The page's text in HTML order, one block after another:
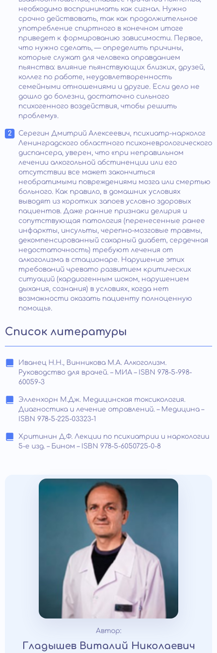
необходимо воспринимать как сигнал. Нужно
срочно действовать, так как продолжительное
употребление спиртного в конечном итоге
приведет к формированию зависимости. Первое,
что нужно сделать, — определить причины,
которые служат для человека оправданием
пьянства: влияние пьянствующих близких, друзей,
коллег по работе, неудовлетворенность
семейными отношениями и другие. Если дело не
дошло до болезни, достаточно сильного
психогенного воздействия, чтобы решить
проблему».
Серегин Дмитрий Алексеевич, психиатр-нарколог
Ленинградского областного психоневрологического
диспансера, уверен, что «при неправильном
лечении алкогольной абстиненции или его
отсутствии все может закончиться
необратимыми повреждениями мозга или смертью
больного. Как правило, в домашних условиях
выводят из коротких запоев условно здоровых
пациентов. Даже ранние признаки делирия и
сопутствующая патология (перенесенные ранее
инфаркты, инсульты, черепно-мозговые травмы,
декомпенсированный сахарный диабет, сердечная
недостаточность) требуют лечения от
алкоголизма в стационаре. Нарушение этих
требований чревато развитием критических
ситуаций (кардиогенным шоком, нарушением
дыхания, сознания) в условиях, когда нет
возможности оказать пациенту полноценную
помощь».
Список литературы
Иванец Н.Н., Винникова М.А. Алкоголизм.
Руководство для врачей. – МИА – ISBN 978-5-998-
60059-3
Элленхорн М.Дж. Медицинская токсикология.
Диагностика и лечение отравлений. – Медицина –
ISBN 978-5-225-03323-1
Хритинин Д.Ф. Лекции по психиатрии и наркологии
5-е изд. – Бином – ISBN 978-5-6050725-0-8
Автор:
Гладышев Виталий Николаевич